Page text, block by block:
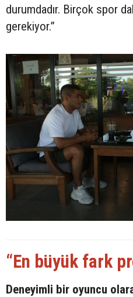
durumdadır. Birçok spor
gerekiyor.”
“En büyük fark
Deneyimli bir oyuncu